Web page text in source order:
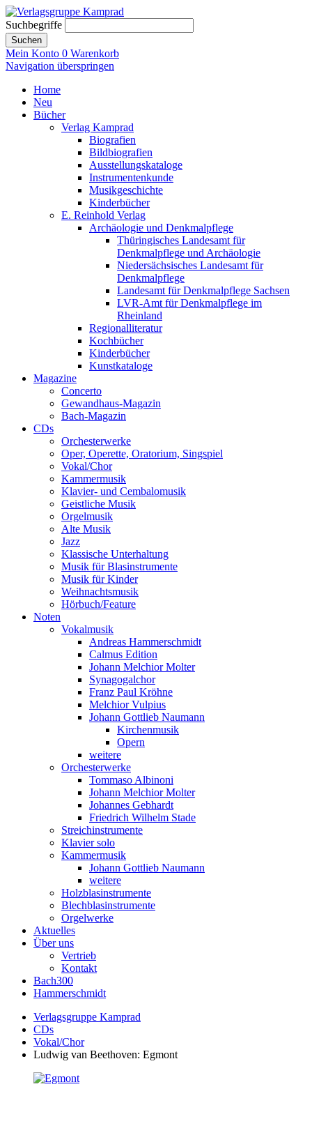
Suchbegriffe
Suchen
Mein Konto 0 Warenkorb
Navigation überspringen
Home
Neu
Bücher
Verlag Kamprad
Biografien
Bildbiografien
Ausstellungskataloge
Instrumentenkunde
Musikgeschichte
Kinderbücher
E. Reinhold Verlag
Archäologie und Denkmalpflege
Thüringisches Landesamt für
Denkmalpflege und Archäologie
Niedersächsisches Landesamt für
Denkmalpflege
Landesamt für Denkmalpflege Sachsen
LVR-Amt für Denkmalpflege im
Rheinland
Regionalliteratur
Kochbücher
Kinderbücher
Kunstkataloge
Magazine
Concerto
Gewandhaus-Magazin
Bach-Magazin
CDs
Orchesterwerke
Oper, Operette, Oratorium, Singspiel
Vokal/Chor
Kammermusik
Klavier- und Cembalomusik
Geistliche Musik
Orgelmusik
Alte Musik
Jazz
Klassische Unterhaltung
Musik für Blasinstrumente
Musik für Kinder
Weihnachtsmusik
Hörbuch/Feature
Noten
Vokalmusik
Andreas Hammerschmidt
Calmus Edition
Johann Melchior Molter
Synagogalchor
Franz Paul Kröhne
Melchior Vulpius
Johann Gottlieb Naumann
Kirchenmusik
Opern
weitere
Orchesterwerke
Tommaso Albinoni
Johann Melchior Molter
Johannes Gebhardt
Friedrich Wilhelm Stade
Streichinstrumente
Klavier solo
Kammermusik
Johann Gottlieb Naumann
weitere
Holzblasinstrumente
Blechblasinstrumente
Orgelwerke
Aktuelles
Über uns
Vertrieb
Kontakt
Bach300
Hammerschmidt
Verlagsgruppe Kamprad
CDs
Vokal/Chor
Ludwig van Beethoven: Egmont